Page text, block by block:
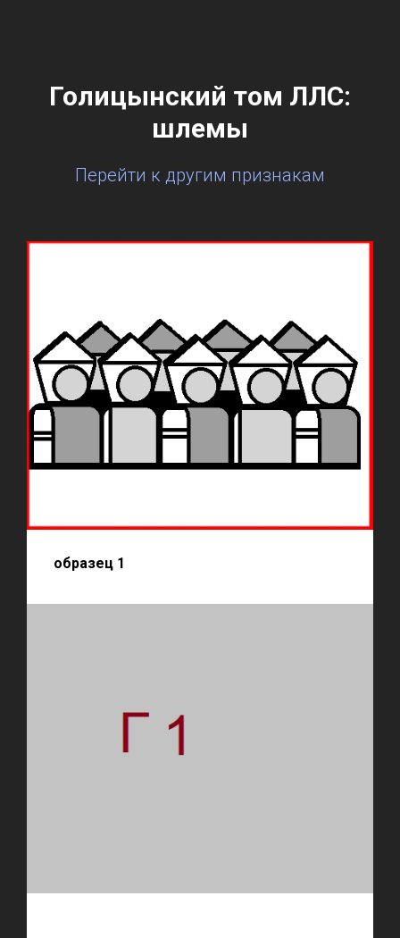
Голицынский том ЛЛС:
шлемы
Перейти к другим признакам
образец 1